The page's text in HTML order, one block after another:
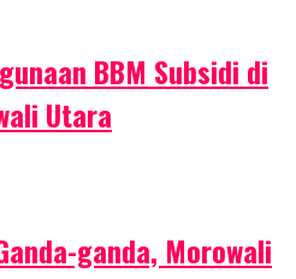
BBM Subsidi di
Utara
ganda, Morowali